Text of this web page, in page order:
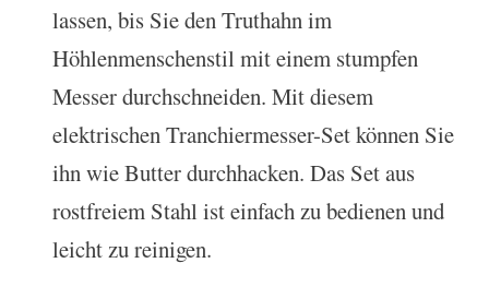
lassen, bis Sie den Truthahn im
Höhlenmenschenstil mit einem stumpfen
Messer durchschneiden. Mit diesem
elektrischen Tranchiermesser-Set können Sie
ihn wie Butter durchhacken. Das Set aus
rostfreiem Stahl ist einfach zu bedienen und
leicht zu reinigen.